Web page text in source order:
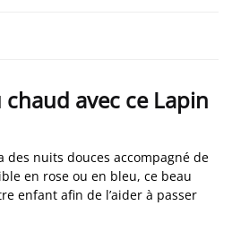
avec ce Lapin
des nuits douces accompagné de
en rose ou en bleu, ce beau
enfant afin de l’aider à passer